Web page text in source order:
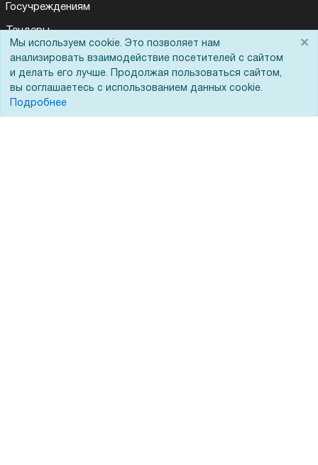
Госучреждениям
Тендеры
Бренды
ЭДО
Мы используем cookie. Это позволяет нам
анализировать взаимодействие посетителей с сайтом
и делать его лучше. Продолжая пользоваться сайтом,
вы соглашаетесь с использованием данных cookie.
Подробнее
×